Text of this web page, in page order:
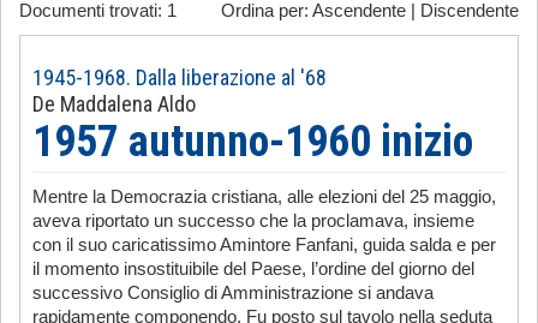
1968-2022 Dalla contestazione all'internazionalizzazione
-
Ordina per: Ascendente Discendente
Documenti trovati: 1
1945-1968. Dalla liberazione al '68
De Maddalena Aldo
1957 autunno-1960 inizio
Mentre la Democrazia cristiana, alle elezioni del 25 maggio,
aveva riportato un successo che la proclamava, insieme
con il suo caricatissimo Amintore Fanfani, guida salda e per
il momento insostituibile del Paese, l’ordine del giorno del
successivo Consiglio di Amministrazione si andava
rapidamente componendo. Fu posto sul tavolo nella seduta